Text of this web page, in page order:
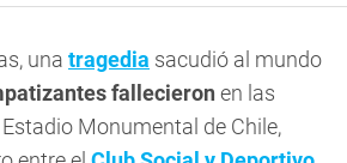
una tragedia sacudió al mundo
fallecieron en las
Monumental de Chile,